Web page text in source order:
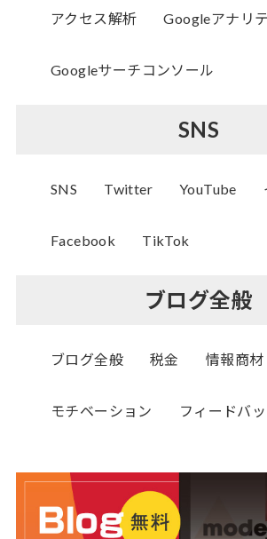
アクセス解析 Googleアナリ
Googleサーチコンソール
SNS
SNS Twitter YouTube
Facebook TikTok
ブログ全般
ブログ全般 税金 情報商
モチベーション フィードバ